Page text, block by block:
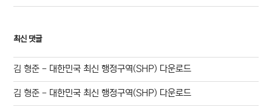
최신 댓글
김 형준 - 대한민국 최신 행정구역(SHP) 다운로드
김 형준 - 대한민국 최신 행정구역(SHP) 다운로드